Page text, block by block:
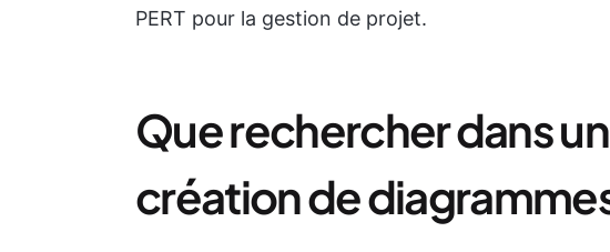
PERT pour la gestion de projet.
Que rechercher dans
création de diagrammes